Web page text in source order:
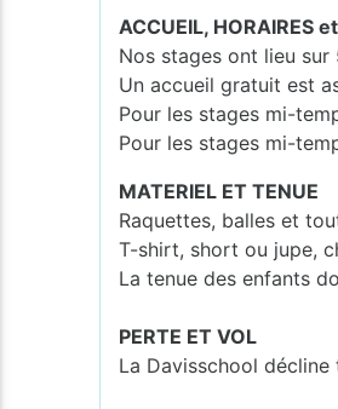
ACCUEIL, HORAIRES
Nos stages ont lieu sur
Un accueil gratuit est
Pour les stages mi-
Pour les stages mi-
MATERIEL ET TENUE
Raquettes, balles et
T-shirt, short ou jupe,
La tenue des enfants
PERTE ET VOL
La Davisschool